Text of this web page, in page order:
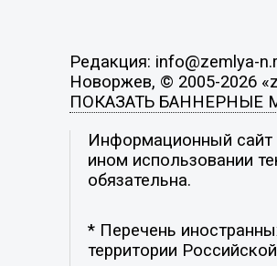
Редакция: info@zemlya-
Новоржев, © 2005-2026
ПОКАЗАТЬ БАННЕРНЫЕ
Информационный сайт
ином использовании
обязательна.
* Перечень
территории